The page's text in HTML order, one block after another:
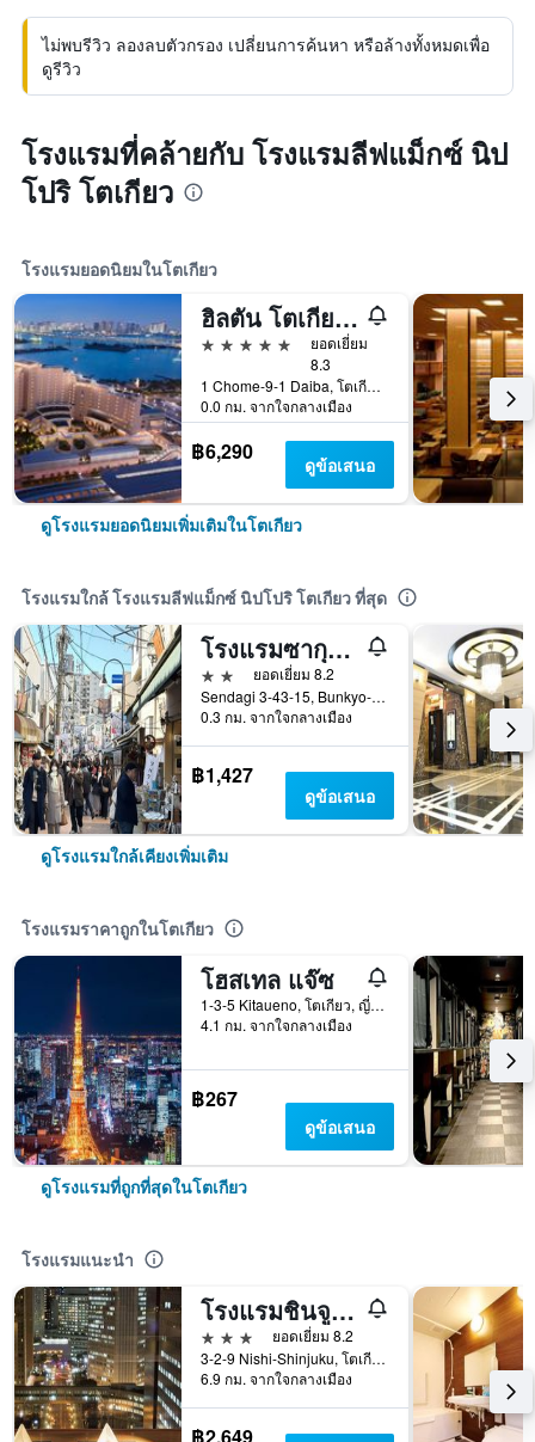
ไม่พบรีวิว ลองลบตัวกรอง เปลี่ยนการค้นหา หรือล้างทั้งหมดเพื่อ
ดูรีวิว
โรงแรมที่คล้ายกับ โรงแรมลีฟแม็กซ์ นิป
โปริ โตเกียว
โรงแรมยอดนิยมในโตเกียว
ฮิลตัน โตเกียว โอไดบะ
5 ดาว
ยอดเยี่ยม
8.3
1 Chome-9-1 Daiba, โตเกียว, ญี่ปุ่น
0.0 กม. จากใจกลางเมือง
฿6,290 ดูข้อเสนอ
ดูโรงแรมยอดนิยมเพิ่มเติมในโตเกียว
โรงแรมใกล้ โรงแรมลีฟแม็กซ์ นิปโปริ โตเกียว ที่สุด
โรงแรมซากุระ นิปโปริ
2 ดาว
ยอดเยี่ยม 8.2
Sendagi 3-43-15, Bunkyo-ku, โตเกียว, ญี่ปุ่น
0.3 กม. จากใจกลางเมือง
฿1,427
ดูข้อเสนอ
ดูโรงแรมใกล้เคียงเพิ่มเติม
โรงแรมราคาถูกในโตเกียว
โฮสเทล แจ๊ซ
1-3-5 Kitaueno, โตเกียว, ญี่ปุ่น
4.1 กม. จากใจกลางเมือง
฿267
ดูข้อเสนอ
ดูโรงแรมที่ถูกที่สุดในโตเกียว
โรงแรมแนะนำ
โรงแรมชินจูกุ วอชิงตัน แอนเน็กซ์
3 ดาว
ยอดเยี่ยม 8.2
3-2-9 Nishi-Shinjuku, โตเกียว, ญี่ปุ่น
6.9 กม. จากใจกลางเมือง